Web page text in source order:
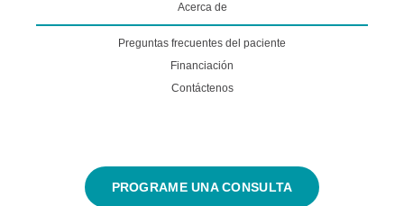
Acerca de
Preguntas frecuentes del paciente
Financiación
Contáctenos
PROGRAME UNA CONSULTA